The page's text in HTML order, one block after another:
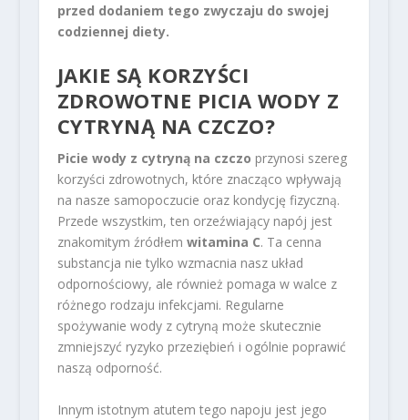
przed dodaniem tego zwyczaju do swojej
codziennej diety.
JAKIE SĄ KORZYŚCI
ZDROWOTNE PICIA WODY Z
CYTRYNĄ NA CZCZO?
Picie wody z cytryną na czczo przynosi szereg
korzyści zdrowotnych, które znacząco wpływają
na nasze samopoczucie oraz kondycję fizyczną.
Przede wszystkim, ten orzeźwiający napój jest
znakomitym źródłem witamina C. Ta cenna
substancja nie tylko wzmacnia nasz układ
odpornościowy, ale również pomaga w walce z
różnego rodzaju infekcjami. Regularne
spożywanie wody z cytryną może skutecznie
zmniejszyć ryzyko przeziębień i ogólnie poprawić
naszą odporność.
Innym istotnym atutem tego napoju jest jego